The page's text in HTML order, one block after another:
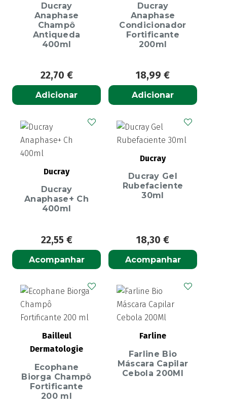
Ducray
Anaphase
Champô
Antiqueda
400ml
22,70 €
Adicionar
Ducray
Anaphase
Condicionador
Fortificante
200ml
18,99 €
Adicionar
Ducray
Ducray
Anaphase+ Ch
400ml
22,55 €
Acompanhar
Ducray
Ducray Gel
Rubefaciente
30ml
18,30 €
Acompanhar
Bailleul
Dermatologie
Ecophane
Biorga Champô
Fortificante
200 ml
Farline
Farline Bio
Máscara Capilar
Cebola 200Ml